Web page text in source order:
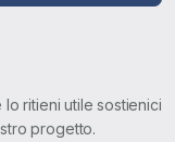
ritieni utile sostienici
progetto.